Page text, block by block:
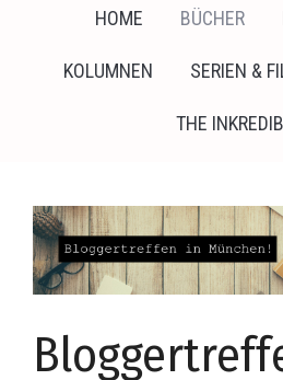
HOME BÜCHER
KOLUMNEN SERIEN &
THE